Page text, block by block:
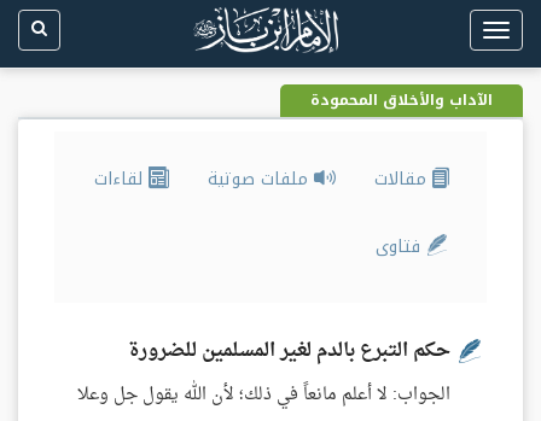
Toggle
navigation
الآداب والأخلاق المحمودة
مقالات ملفات صوتية لقاءات
فتاوى
حكم التبرع بالدم لغير المسلمين للضرورة
الجواب: لا أعلم مانعاً في ذلك؛ لأن الله يقول جل وعلا